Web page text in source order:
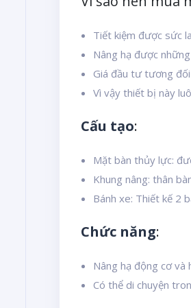
Tiết kiệm được sức
Nâng hạ được
Giá đầu tư tương
Vì vậy thiết bị này
Cấu tạo:
Mặt bàn thủy lực:
Khung nâng: thân
Bánh xe: Thiết kế 2
Chức năng:
Nâng hạ động cơ và
Có thể di chuyện